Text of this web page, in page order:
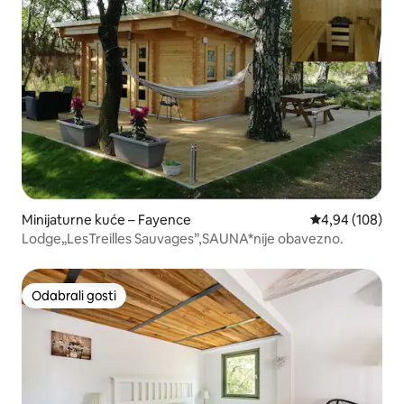
Minijaturne kuće – Fayence Prosječna
4,94 (108)
Lodge„LesTreilles Sauvages”,SAUNA*nije obavezno.
Odabrali gosti
Odabrali gosti